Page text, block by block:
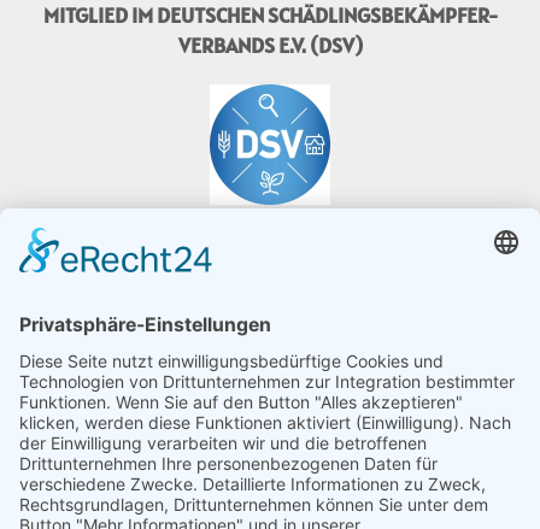
MITGLIED IM DEUTSCHEN SCHÄDLINGSBEKÄMPFER-
VERBANDS E.V. (DSV)
MITGLIED IM PROGRAMM "FAIRE WESPE"
WIR SIND TÜV-ZERTIFIZIERT